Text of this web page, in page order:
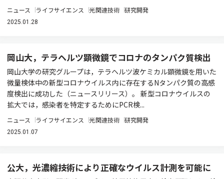
ニュース ライフサイエンス 光関連技術 研究開発
2025.01.28
岡山大，テラヘルツ顕微鏡でコロナのタンパク質検出
岡山大学の研究グループは，テラヘルツ波ケミカル顕微鏡を用いた
微量検体中の新型コロナウイルス内に存在するNタンパク質の高感
度検出に成功した（ニュースリリース）。 新型コロナウイルスの
拡大では，感染者を特定するためにPCR検...
ニュース ライフサイエンス 光関連技術 研究開発
2025.01.07
公大，光濃縮技術により正確なウイルス計測を可能に